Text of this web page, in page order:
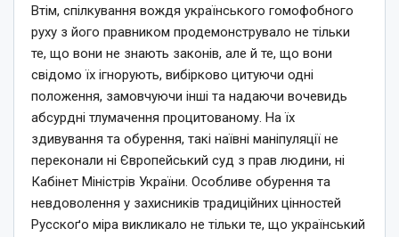
Втім, спілкування вождя українського гомофобного
руху з його правником продемонструвало не тільки
те, що вони не знають законів, але й те, що вони
свідомо їх ігнорують, вибірково цитуючи одні
положення, замовчуючи інші та надаючи вочевидь
абсурдні тлумачення процитованому. На їх
здивування та обурення, такі наївні маніпуляції не
переконали ні Європейський суд з прав людини, ні
Кабінет Міністрів України. Особливе обурення та
невдоволення у захисників традиційних цінностей
Русскоґо міра викликало не тільки те, що український